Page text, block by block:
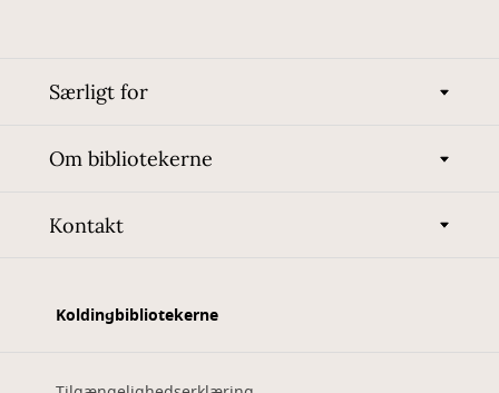
Særligt for
Om bibliotekerne
Kontakt
Koldingbibliotekerne